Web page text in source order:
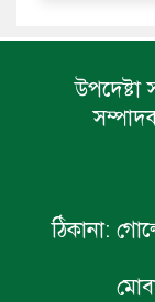
উপদেষ্টা
ঠিকানা: